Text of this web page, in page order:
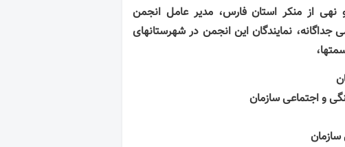
از منکر استان فارس، مدیر عامل انجمن
جداگانه، نمایندگان این انجمن در شهرستانهای
و اجتماعی سازمان